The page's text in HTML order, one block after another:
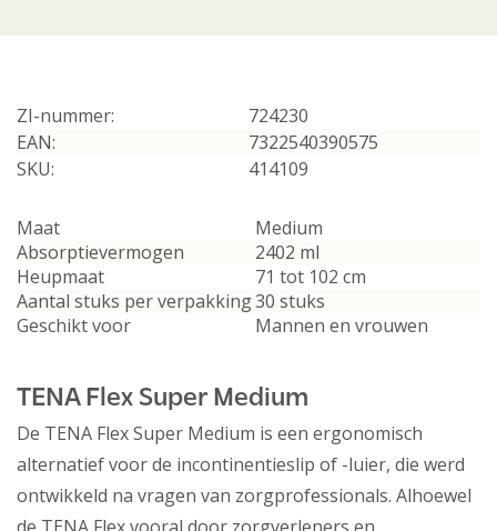
ZI-nummer:
724230
EAN:
7322540390575
SKU:
414109
Maat
Medium
Absorptievermogen
2402 ml
Heupmaat
71 tot 102 cm
Aantal stuks per verpakking30 stuks
Geschikt voor
Mannen en vrouwen
TENA Flex Super Medium
De TENA Flex Super Medium is een ergonomisch
alternatief voor de incontinentieslip of -luier, die werd
ontwikkeld na vragen van zorgprofessionals. Alhoewel